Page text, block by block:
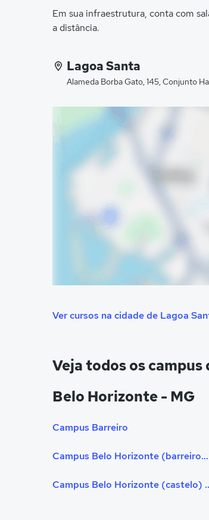
Em sua infraestrutura, conta com
a distância.
Lagoa Santa
Alameda Borba Gato, 145, Conjunto
Ver cursos na cidade de Lagoa
Veja todos os
Belo Horizonte - MG
Campus Barreiro
Campus Belo Horizonte (barreiro) - Mg
Campus Belo